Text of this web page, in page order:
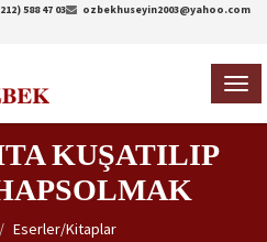
ozbekhuseyin2003@yahoo.com
588 47 03
KUŞATILIP
Eserler/Kitaplar